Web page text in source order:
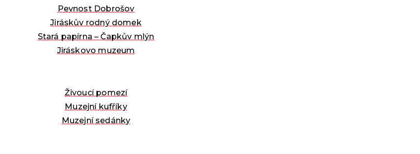
Pevnost Dobrošov
Jiráskův rodný domek
Stará papírna – Čapkův mlýn
Jiráskovo muzeum
Živoucí pomezí
Muzejní kufříky
Muzejní sedánky